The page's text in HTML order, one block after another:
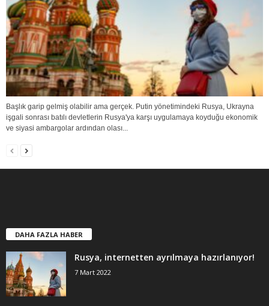
Başlık garip gelmiş olabilir ama gerçek. Putin yönetimindeki Rusya, Ukrayna
işgali sonrası batılı devletlerin Rusya'ya karşı uygulamaya koyduğu ekonomik
ve siyasi ambargolar ardından olası...
DAHA FAZLA HABER
Rusya, internetten ayrılmaya hazırlanıyor!
7 Mart 2022